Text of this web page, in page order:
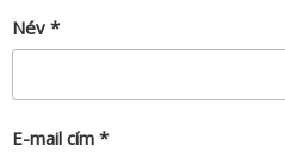
Név *
E-mail cím *